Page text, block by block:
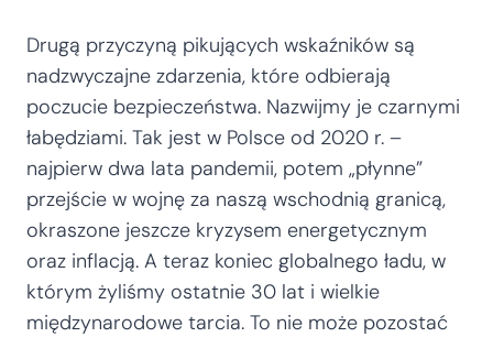
Drugą przyczyną pikujących wskaźników są
nadzwyczajne zdarzenia, które odbierają
poczucie bezpieczeństwa. Nazwijmy je czarnymi
łabędziami. Tak jest w Polsce od 2020 r. –
najpierw dwa lata pandemii, potem „płynne”
przejście w wojnę za naszą wschodnią granicą,
okraszone jeszcze kryzysem energetycznym
oraz inflacją. A teraz koniec globalnego ładu, w
którym żyliśmy ostatnie 30 lat i wielkie
międzynarodowe tarcia. To nie może pozostać